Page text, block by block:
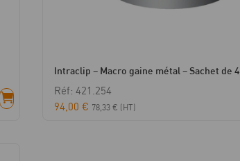
Intraclip – Macro gaine métal – Sachet de 4
Réf: 421.254
94,00 € 78,33 € (HT)